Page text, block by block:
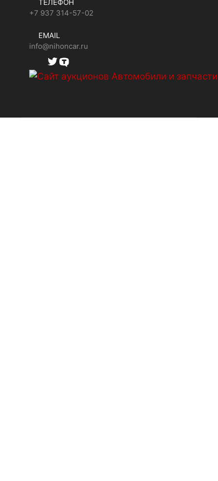
ТЕЛЕФОН
+7 937 314-57-02
EMAIL
info@nihoncar.ru